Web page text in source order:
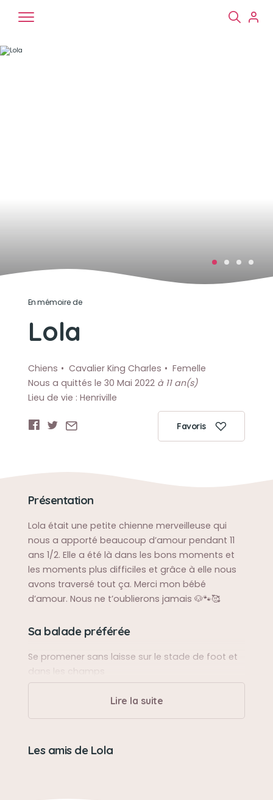
En mémoire de
Lola
Chiens Cavalier King Charles
Femelle
Nous a quittés le 30 Mai 2022 à 11 an(s)
Lieu de vie : Henriville
Favoris
Présentation
Lola était une petite chienne merveilleuse qui
nous a apporté beaucoup d’amour pendant 11
ans 1/2. Elle a été là dans les bons moments et
les moments plus difficiles et grâce à elle nous
avons traversé tout ça. Merci mon bébé
d’amour. Nous ne t’oublierons jamais 🐶🐾🥰
Sa balade préférée
Se promener sans laisse sur le stade de foot et
dans les champs
Sa bêtise préférée
elle était vide et cela en pleine nuit jusqu’à ce
Lire la suite
Les amis de Lola